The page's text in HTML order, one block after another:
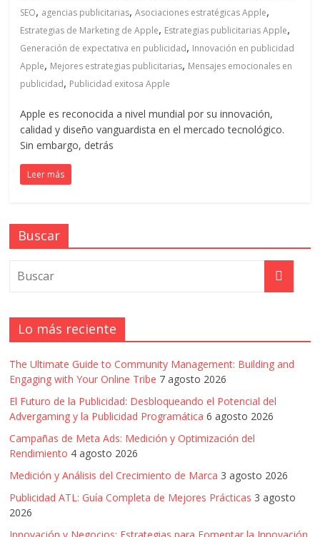
|
Magazine
de
Publicidad
y
Marketing
|
de
Actualidad
y
Mercadeo
en
SEO, agencias publicitarias,Asociaciones estratégicas Apple,
Estrategias de Marketing de Apple, Estrategias publicitarias Apple,
Generación de expectativa en publicidad, Innovación en publicidad
Apple, Mejores estrategias publicitarias, Mensajes emocionales en
publicidad, Publicidad exitosa Apple
Apple es reconocida a nivel mundial por su innovación,
calidad y diseño vanguardista en el mercado tecnológico.
Sin embargo, detrás
Leer más
Buscar
Lo más reciente
The Ultimate Guide to Community Management: Building and
Engaging with Your Online Tribe 7 agosto 2026
El Futuro de la Publicidad: Desbloqueando el Potencial del
Advergaming y la Publicidad Programática 6 agosto 2026
Campañas de Meta Ads: Medición y Optimización del
Rendimiento 4 agosto 2026
Medición y Análisis del Crecimiento de Marca 3 agosto 2026
Publicidad ATL: Guía Completa de Mejores Prácticas 3 agosto
2026